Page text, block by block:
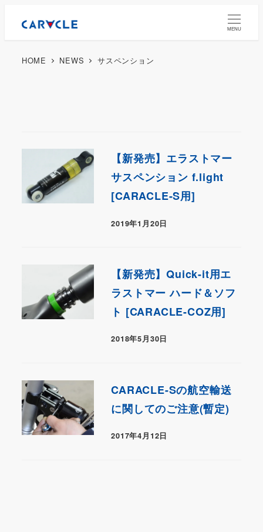
MENU
HOME NEWS サスペンション
【新発売】エラストマー
サスペンション f.light
[CARACLE-S用]
2019年1月20日
【新発売】Quick-it用エ
ラストマー ハード＆ソフ
ト [CARACLE-COZ用]
2018年5月30日
CARACLE-Sの航空輸送
に関してのご注意(暫定)
2017年4月12日